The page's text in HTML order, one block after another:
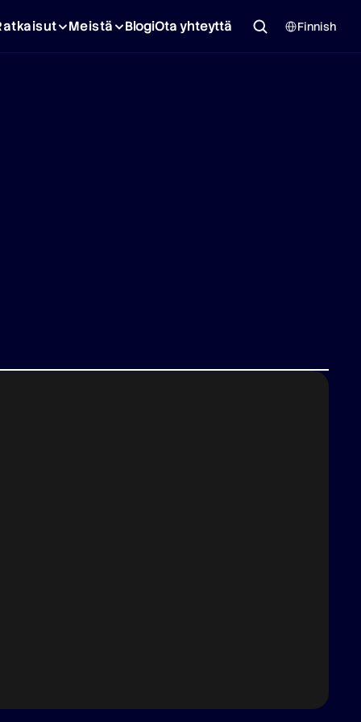
Meistä BlogiOta yhteyttä Finnish